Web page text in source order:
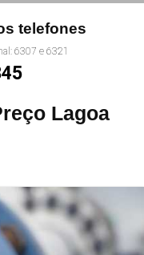
telefones
Lagoa